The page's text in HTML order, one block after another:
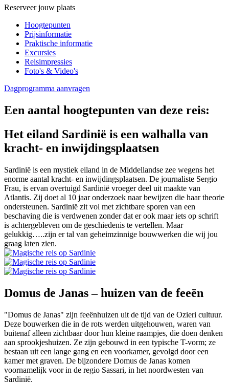
Reserveer jouw plaats
Hoogtepunten
Prijsinformatie
Praktische informatie
Excursies
Reisimpressies
Foto's & Video's
Dagprogramma aanvragen
Een aantal hoogtepunten van deze reis:
Het eiland Sardinië is een walhalla van
kracht- en inwijdingsplaatsen
Sardinië is een mystiek eiland in de Middellandse zee wegens het
enorme aantal kracht- en inwijdingsplaatsen. De journaliste Sergio
Frau, is ervan overtuigd Sardinië vroeger deel uit maakte van
Atlantis. Zij doet al 10 jaar onderzoek naar bewijzen die haar theorie
ondersteunen. Sardinië zit vol met zichtbare sporen van een
beschaving die is verdwenen zonder dat er ook maar iets op schrift
is achtergebleven om de geschiedenis te vertellen. Maar
gelukkig…..zijn er tal van geheimzinnige bouwwerken die wij jou
graag laten zien.
Domus de Janas – huizen van de feeën
"Domus de Janas" zijn feeënhuizen uit de tijd van de Ozieri cultuur.
Deze bouwerken die in de rots werden uitgehouwen, waren van
buitenaf alleen zichtbaar door hun kleine raampjes, die doen denken
aan sprookjeshuizen. Ze zijn gebouwd in een typische T-vorm; ze
bestaan uit een lange gang en een voorkamer, gevolgd door een
kamer met graven. De bijzondere Domus de Janas komen
voornamelijk voor in de regio Sassari, in het noordwesten van
Sardinië.